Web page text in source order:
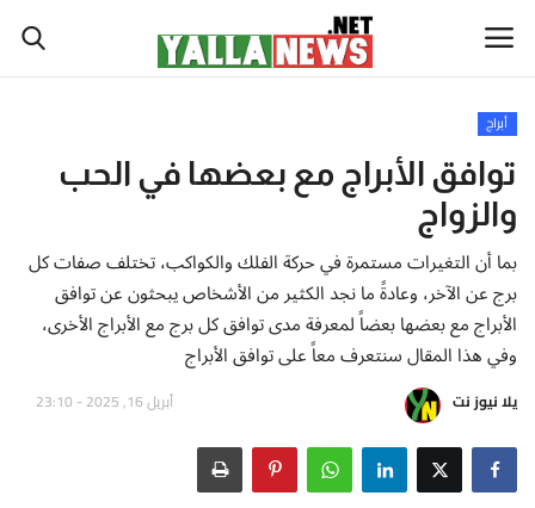
أخبار العالم
أخبار الوطن العربي
سياسة واقتصاد
رياضة
ثقافة وفن
تكنولوجيا وعلوم
أبراج
توافق الأبراج مع بعضها في الحب
والزواج
بما أن التغيرات مستمرة في حركة الفلك والكواكب، تختلف صفات كل
برج عن الآخر، وعادةً ما نجد الكثير من الأشخاص يبحثون عن توافق
الأبراج مع بعضها بعضاً لمعرفة مدى توافق كل برج مع الأبراج الأخرى،
وفي هذا المقال سنتعرف معاً على توافق الأبراج
يلا نيوز نت أبريل 16, 2025 - 23:10